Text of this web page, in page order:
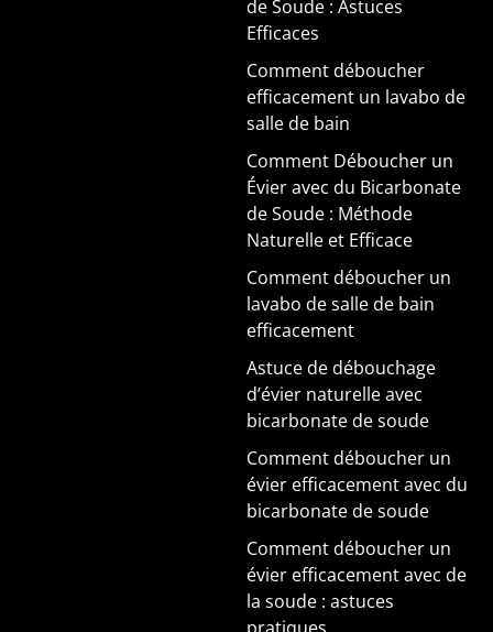
de Soude : Astuces
Efficaces
Comment déboucher
efficacement un lavabo de
salle de bain
Comment Déboucher un
Évier avec du Bicarbonate
de Soude : Méthode
Naturelle et Efficace
Comment déboucher un
lavabo de salle de bain
efficacement
Astuce de débouchage
d’évier naturelle avec
bicarbonate de soude
Comment déboucher un
évier efficacement avec du
bicarbonate de soude
Comment déboucher un
évier efficacement avec de
la soude : astuces